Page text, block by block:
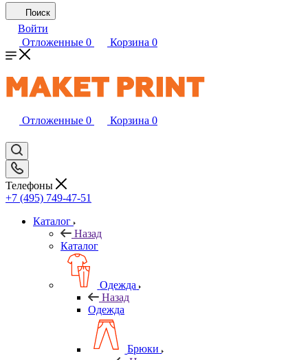
Поиск
Войти
Отложенные 0 Корзина 0
Отложенные 0 Корзина 0
Телефоны
+7 (495) 749-47-51
Каталог
Назад
Каталог
Одежда
Назад
Одежда
Брюки